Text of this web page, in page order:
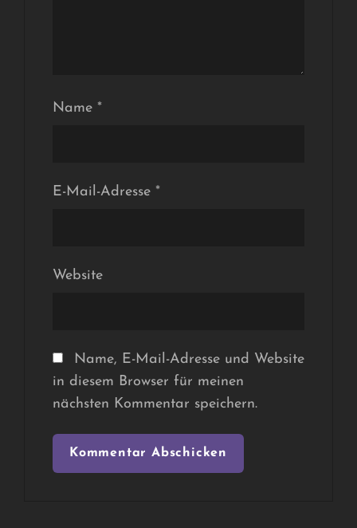
Name *
E-Mail-Adresse *
Website
Name, E-Mail-Adresse und Website
in diesem Browser für meinen
nächsten Kommentar speichern.